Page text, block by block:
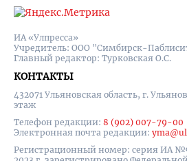
ИА «Улпресса»
Учредитель: ООО "Симбирск-
Главный редактор: Турковская О.С.
КОНТАКТЫ
432071 Ульяновская область, г.
этаж
Телефон редакции: 8 (902) 007-79-00
Электронная почта редакции:
Регистрационный номер: серия ИА